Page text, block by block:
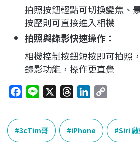
拍照按鈕輕點可切換變焦、
按壓則可直接進入相機
拍照與錄影快速操作 ：
相機控制按鈕短按即可拍照
錄影功能，操作更直覺
c
e
b
n
e
r
e
a
n
k
e
p
y
L
3cTim哥 iPhone Siri